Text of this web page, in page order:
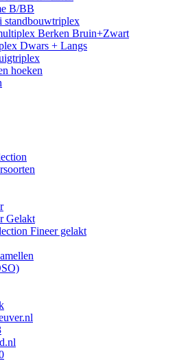
B/BB
standbouwtriplex
Berken Bruin+Zwart
Dwars + Langs
hoeken
Gelakt
Fineer gelakt